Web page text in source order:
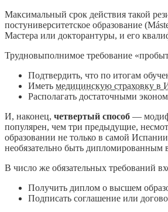
Максимальный срок действия такой
постуниверситетское образование
Мастера или докторантуры, и его
Трудновыполнимое требование
Подтвердить, что по итогам
Иметь медицинскую страховку в
Располагать достаточными
И, наконец, четвертый способ —
популярен, чем три предыдущие,
образовании не только в самой
необязательно быть дипломированным
В число же обязательных требований
Получить диплом о высшем
Подписать соглашение или